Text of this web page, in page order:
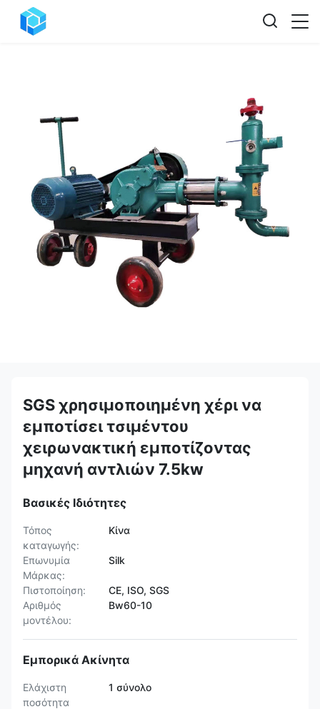
SGS χρησιμοποιημένη χέρι να
εμποτίσει τσιμέντου
χειρωνακτική εμποτίζοντας
μηχανή αντλιών 7.5kw
Βασικές Ιδιότητες
Τόπος
καταγωγής:
Κίνα
Επωνυμία
Μάρκας:
Silk
Πιστοποίηση:
CE, ISO, SGS
Αριθμός
μοντέλου:
Bw60-10
Εμπορικά Ακίνητα
Ελάχιστη
ποσότητα
1 σύνολο